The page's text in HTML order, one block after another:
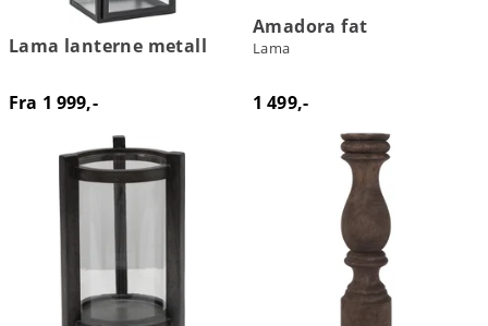
Lama lanterne metall
Fra 1 999,-
Amadora fat
Lama
1 499,-